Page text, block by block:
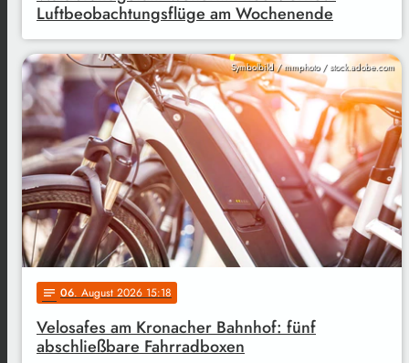
Luftbeobachtungsflüge am Wochenende
Symbolbild / mmphoto / stock.adobe.com
notes 06. August 2026 15:18
Velosafes am Kronacher Bahnhof: fünf
abschließbare Fahrradboxen